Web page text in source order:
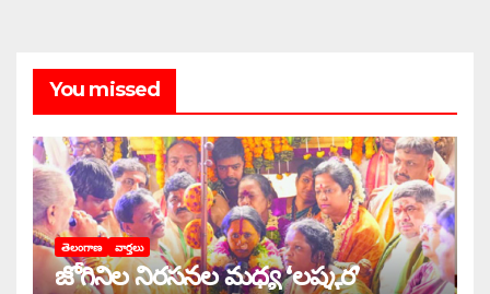
You missed
తెలంగాణ వార్తలు
జోగినిల నిరసనల మధ్య ‘లష్కర’